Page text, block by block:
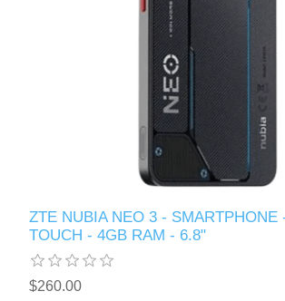
ZTE NUBIA NEO 3 - SMARTPHONE
TOUCH - 4GB RAM - 6.8"
$260.00